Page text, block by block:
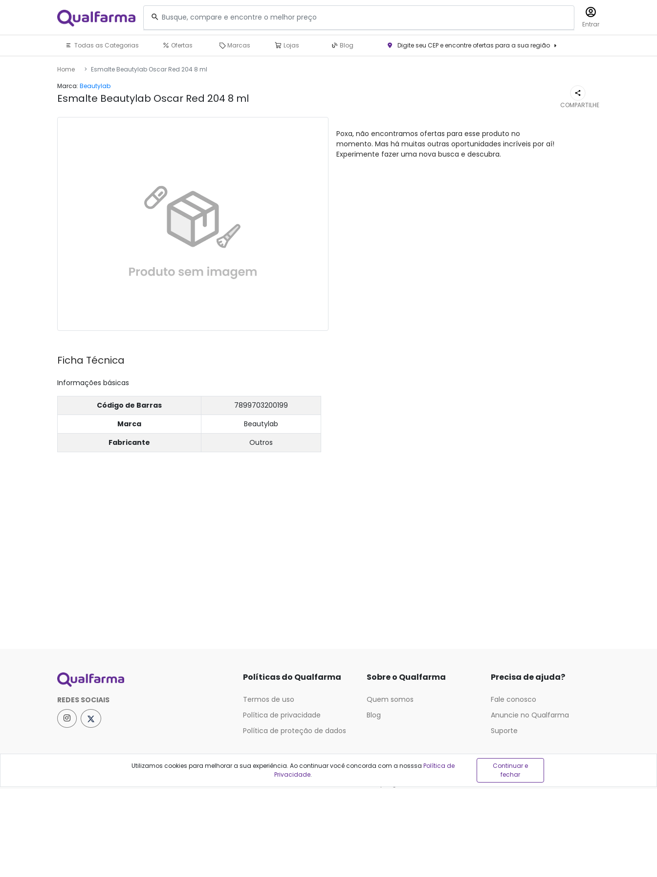
Entrar
Todas as Categorias Ofertas Marcas Lojas Blog Digite seu CEP e encontre ofertas para a sua região
Home
Esmalte Beautylab Oscar Red 204 8 ml
Marca: Beautylab
Esmalte Beautylab Oscar Red 204 8 ml COMPARTILHE
Poxa, não encontramos ofertas para esse produto no
momento. Mas há muitas outras oportunidades incríveis por aí!
Experimente fazer uma nova busca e descubra.
Ficha Técnica
Informações básicas
Código de Barras
7899703200199
Marca
Beautylab
Fabricante
Outros
REDES SOCIAIS
Políticas do Qualfarma
Termos de uso
Política de privacidade
Política de proteção de dados
Sobre o Qualfarma
Quem somos
Blog
Precisa de ajuda?
Fale conosco
Anuncie no Qualfarma
Suporte
Categorias
Utilizamos cookies para melhorar a sua experiência. Ao continuar você concorda com a nosssa Política de
Privacidade.
Continuar e
fechar